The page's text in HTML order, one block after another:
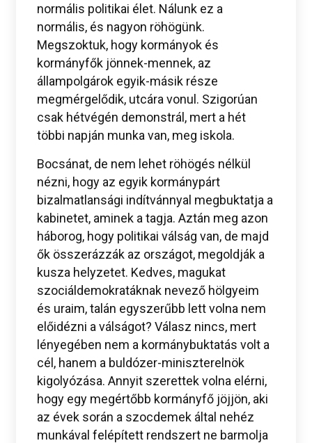
normális politikai élet. Nálunk ez a
normális, és nagyon röhögünk.
Megszoktuk, hogy kormányok és
kormányfők jönnek-mennek, az
állampolgárok egyik-másik része
megmérgelődik, utcára vonul. Szigorúan
csak hétvégén demonstrál, mert a hét
többi napján munka van, meg iskola.
Bocsánat, de nem lehet röhögés nélkül
nézni, hogy az egyik kormánypárt
bizalmatlansági indítvánnyal megbuktatja a
kabinetet, aminek a tagja. Aztán meg azon
háborog, hogy politikai válság van, de majd
ők összerázzák az országot, megoldják a
kusza helyzetet. Kedves, magukat
szociáldemokratáknak nevező hölgyeim
és uraim, talán egyszerűbb lett volna nem
előidézni a válságot? Válasz nincs, mert
lényegében nem a kormánybuktatás volt a
cél, hanem a buldózer-miniszterelnök
kigolyózása. Annyit szerettek volna elérni,
hogy egy megértőbb kormányfő jöjjön, aki
az évek során a szocdemek által nehéz
munkával felépített rendszert ne barmolja